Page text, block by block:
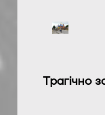
Трагічно